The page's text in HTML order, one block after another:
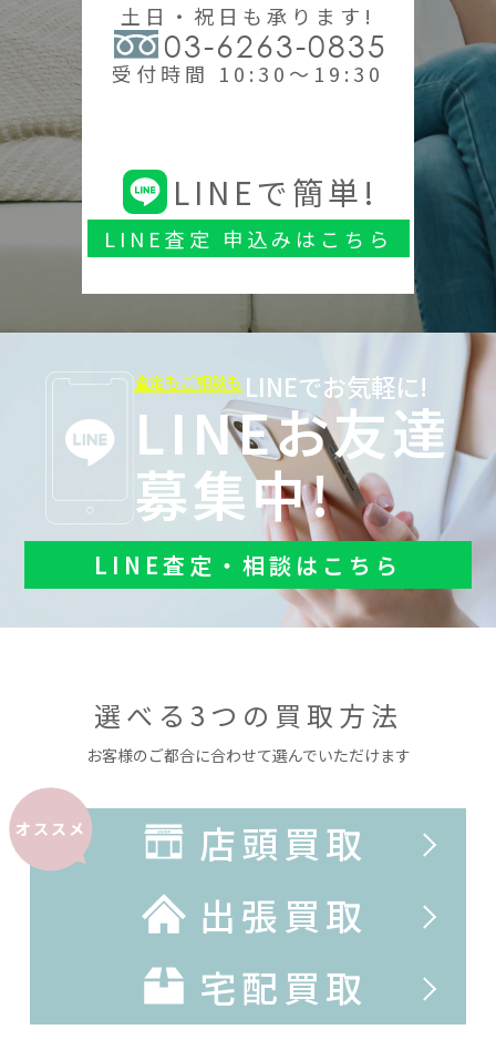
土日・祝日も承ります!
03-6263-0835
受付時間 10:30～19:30
LINEで簡単!
LINE査定 申込みはこちら
査定もご相談も LINEでお気軽に!
LINEお友達
募集中!
LINE査定・相談はこちら
選べる3つの買取方法
お客様のご都合に合わせて選んでいただけます
オススメ
店頭買取
出張買取
宅配買取